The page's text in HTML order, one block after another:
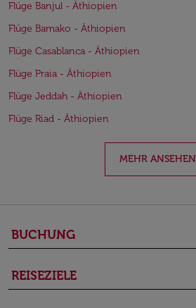
Flüge Banjul - Äthiopien
Flüge Bamako - Äthiopien
Flüge Casablanca - Äthiopien
Flüge Praia - Äthiopien
Flüge Jeddah - Äthiopien
Flüge Riad - Äthiopien
MEHR ANSEHEN
BUCHUNG
REISEZIELE